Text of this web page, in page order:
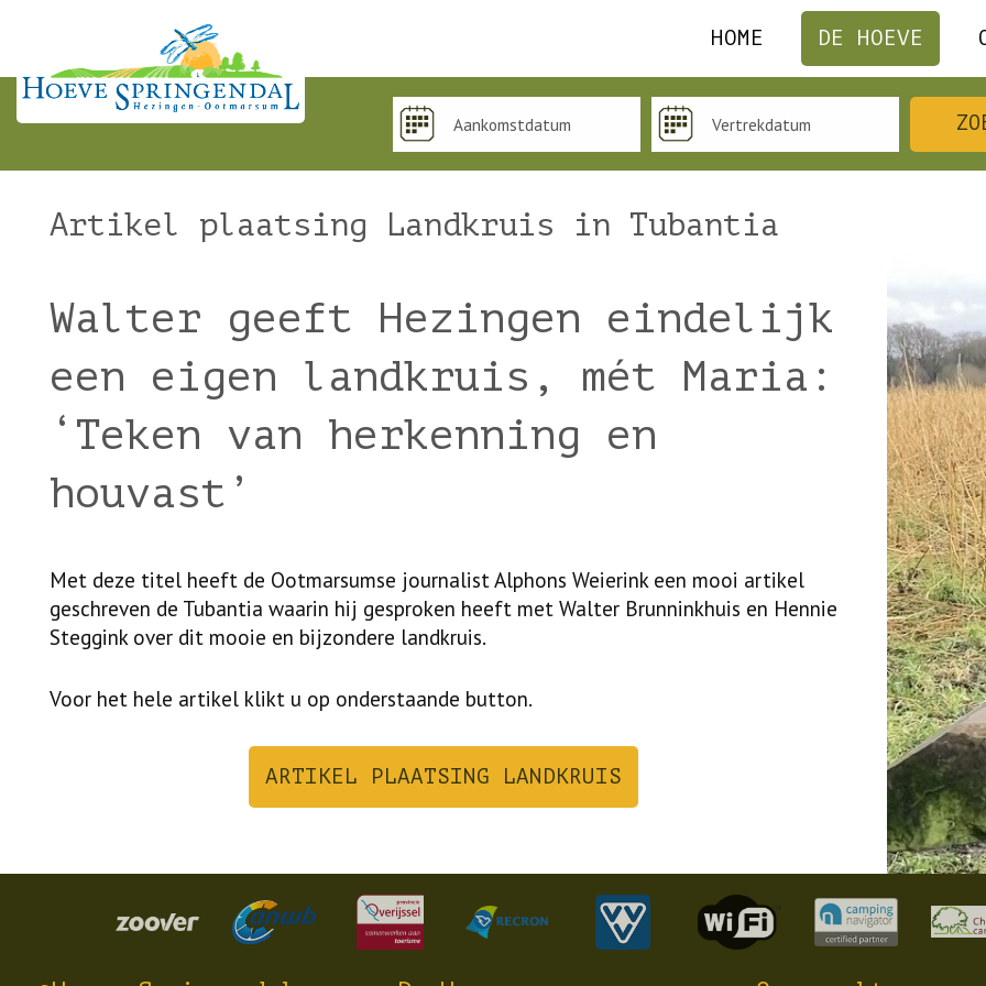
HOME DE HOEVE
Artikel Tubantia nav de plaatsing
Artikel plaatsing Landkruis in Tubantia
Walter geeft Hezingen eindelijk
een eigen landkruis, mét Maria:
‘Teken van herkenning en
houvast’
Met deze titel heeft de Ootmarsumse journalist Alphons Weierink een mooi artikel
geschreven de Tubantia waarin hij gesproken heeft met Walter Brunninkhuis en Hennie
Steggink over dit mooie en bijzondere landkruis.
Voor het hele artikel klikt u op onderstaande button.
ARTIKEL PLAATSING LANDKRUIS